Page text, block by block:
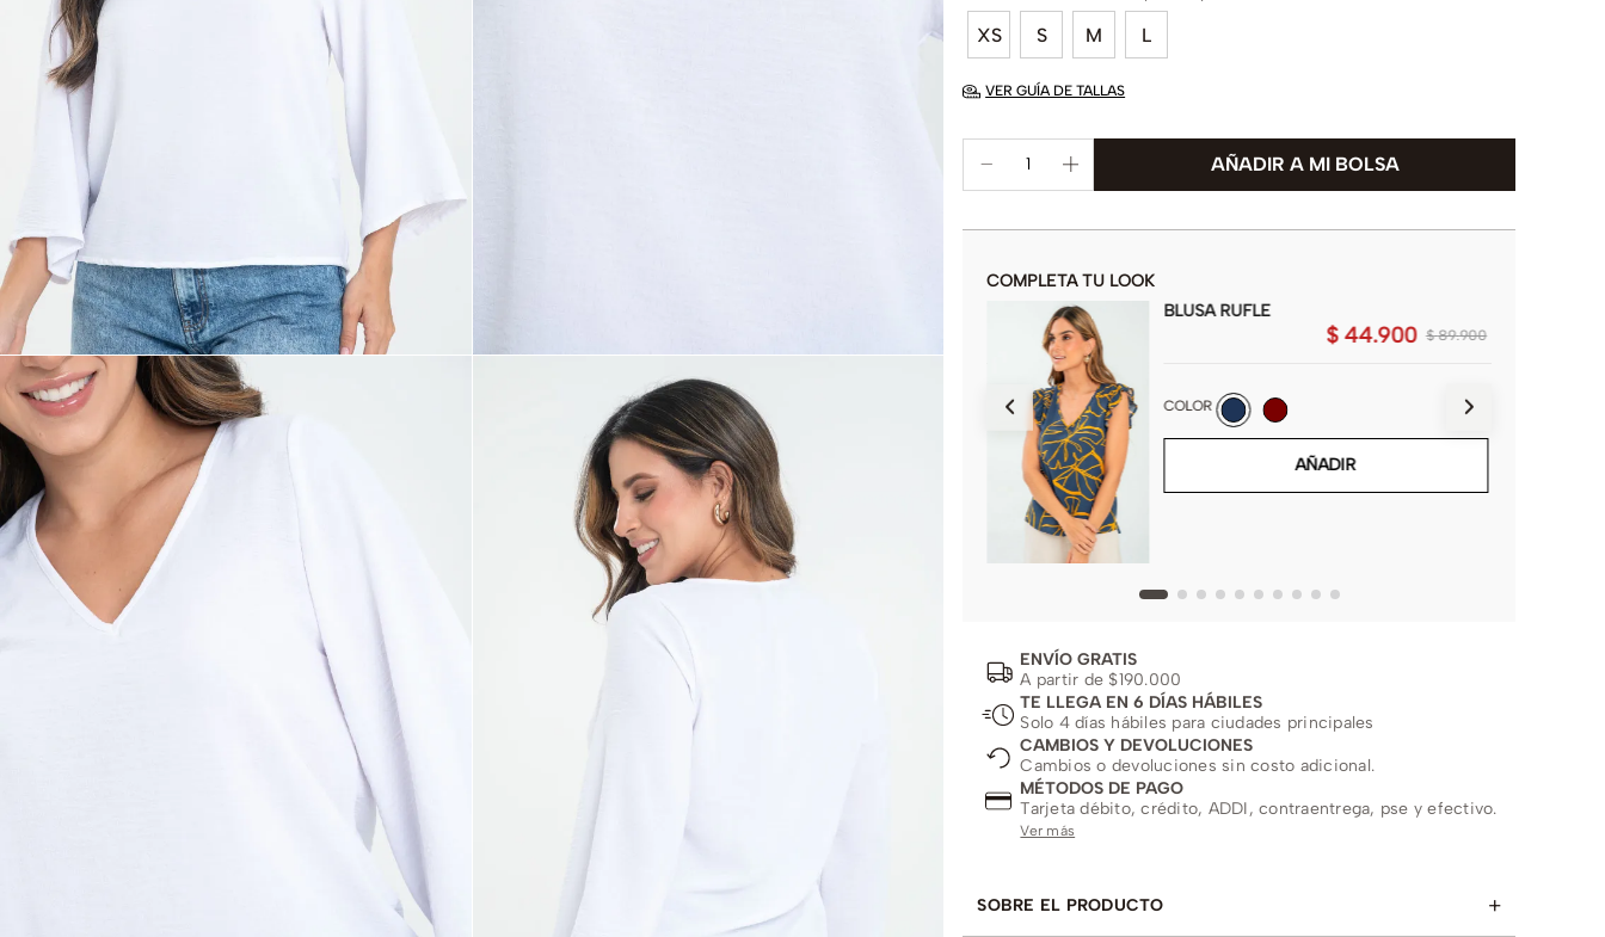
XS S M L
VER GUÍA DE TALLAS
COMPLETA TU LOOK
COLOR
BLUSA RUFLE
$ 89.900
$ 44.900
COLOR
AÑADIR
ENVÍO GRATIS
A partir de $190.000
TE LLEGA EN 6 DÍAS HÁBILES
Solo 4 días hábiles para ciudades principales
CAMBIOS Y DEVOLUCIONES
Cambios o devoluciones sin costo adicional.
MÉTODOS DE PAGO
Tarjeta débito, crédito, ADDI, contraentrega, pse y efectivo.
Ver más
SOBRE EL PRODUCTO +